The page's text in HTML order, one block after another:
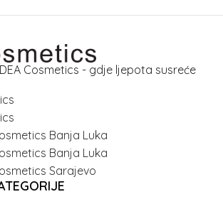
Cosmetics - gdje ljepota susreće
Banja Luka
Banja Luka
Sarajevo